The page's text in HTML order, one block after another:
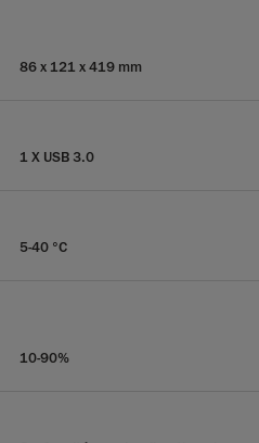
86 x 121 x 419 mm
1 X USB 3.0
5-40 °C
10-90%